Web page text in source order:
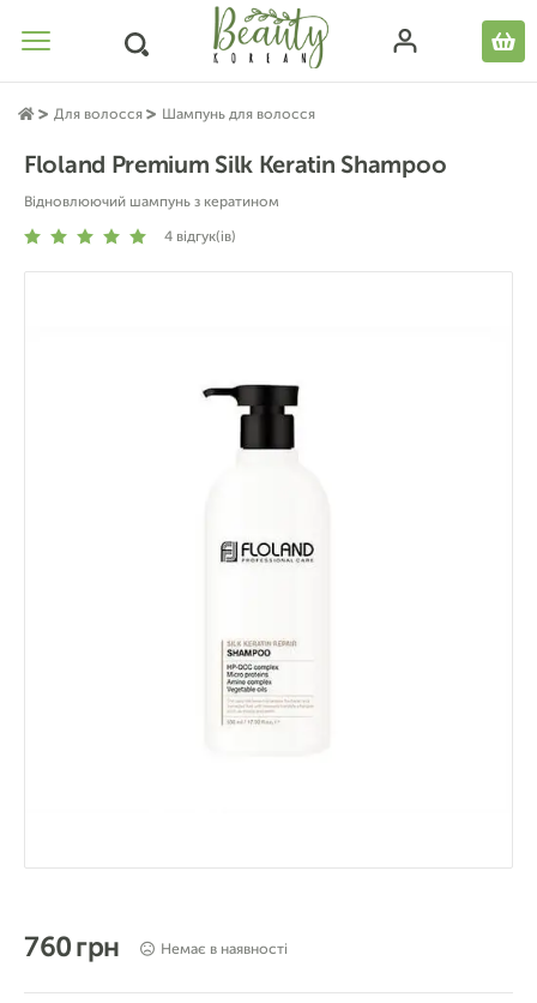
Для волосся Шампунь для волосся
Floland Premium Silk Keratin Shampoo
Відновлюючий шампунь з кератином
4 відгук(ів)
760 грн Немає в наявності